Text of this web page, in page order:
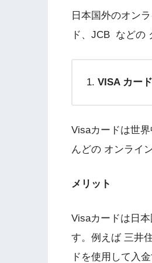
日本国外のオン
ド、JCB などの
VISA カード
Visaカードは世
んどの オンライ
メリット
Visaカードは日
す。例えば 三井
ドを使用して入